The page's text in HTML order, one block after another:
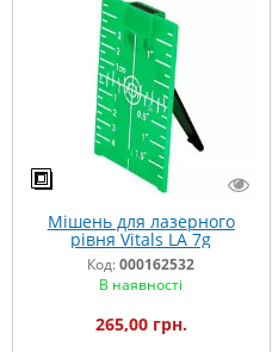
Мішень для лазерного
рівня Vitals LA 7g
Код:000162532
В наявності
265,00 грн.